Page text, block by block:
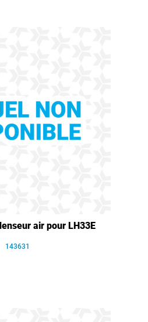
air pour LH33E
143631